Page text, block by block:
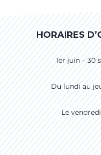
HORAIRES
1er juin – 30
Du lundi au
Le